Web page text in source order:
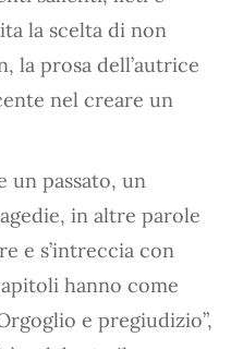
la scelta di non
la prosa dell’autrice
nel creare un
un passato, un
in altre parole
e s’intreccia con
hanno come
e pregiudizio”,